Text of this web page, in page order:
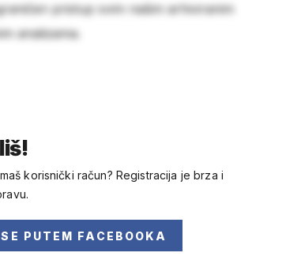
pristup svim našim arhiviranim
analizama.
korisnički račun? Registracija je brza i
PUTEM FACEBOOKA